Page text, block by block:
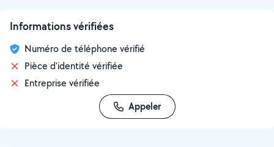
Informations vérifiées
Numéro de téléphone vérifié
Pièce d'identité vérifiée
Entreprise vérifiée
Appeler